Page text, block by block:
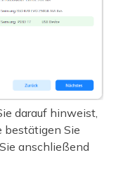
darauf hinweist,
bestätigen Sie
anschließend